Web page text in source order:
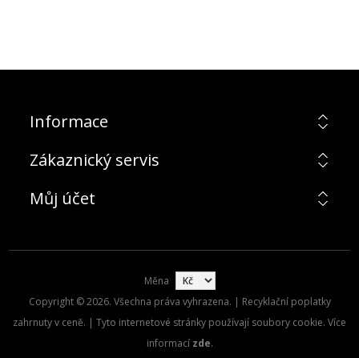
Informace
Zákaznický servis
Můj účet
Měna
Copyright © 2026. Všechna práva vyhrazena. | Recyklační poplatky
zahrnuty v ceně. | Tyto internetové stránky používají soubory cookie. Více
informací zde.